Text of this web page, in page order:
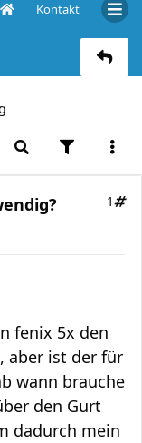
Kontakt
1
fenix 5x den
aber ist der für
wann brauche
den Gurt
dadurch mein